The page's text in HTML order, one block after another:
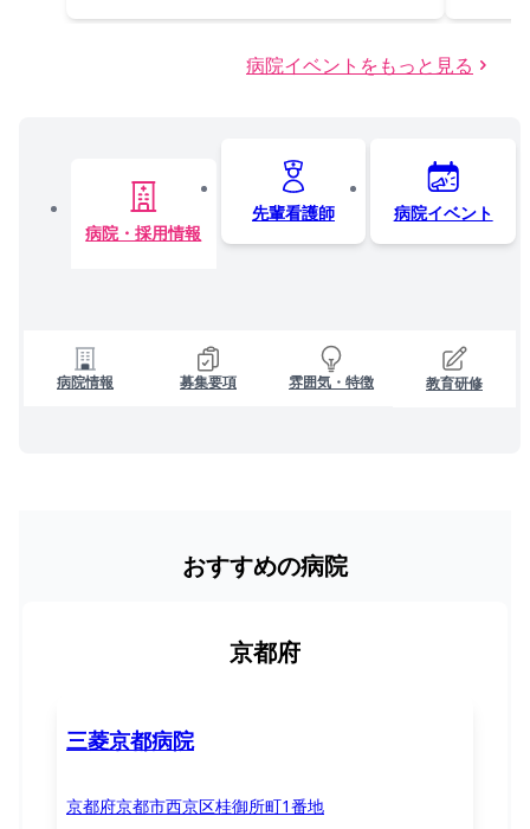
病院イベントをもっと見る
病院・採用情報
先輩看護師 病院イベント
病院情報 募集要項 雰囲気・特徴 教育研修
おすすめの病院
京都府
三菱京都病院
京都府京都市西京区桂御所町1番地